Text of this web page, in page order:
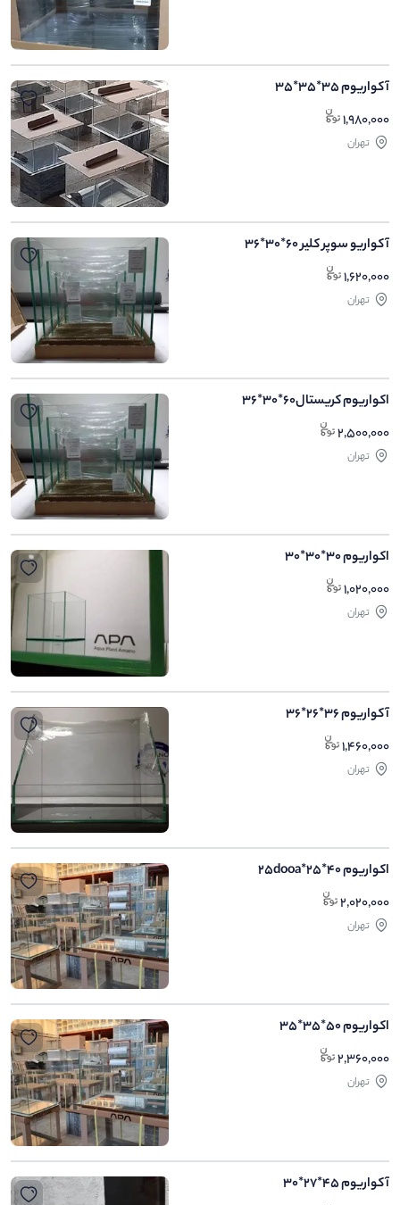
آکواریوم 35*35*35
1,980,000
تهران
آکواریو سوپر کلیر 60*30*36
1,620,000
تهران
اکواریوم کریستال60*30*36
2,500,000
تهران
اکواریوم 30*30*30
1,020,000
تهران
آکواریوم 36*26*36
1,460,000
تهران
اکواریوم 40*25*25dooa
2,020,000
تهران
اکواریوم 50*35*35
2,360,000
تهران
آکواریوم 45*27*30